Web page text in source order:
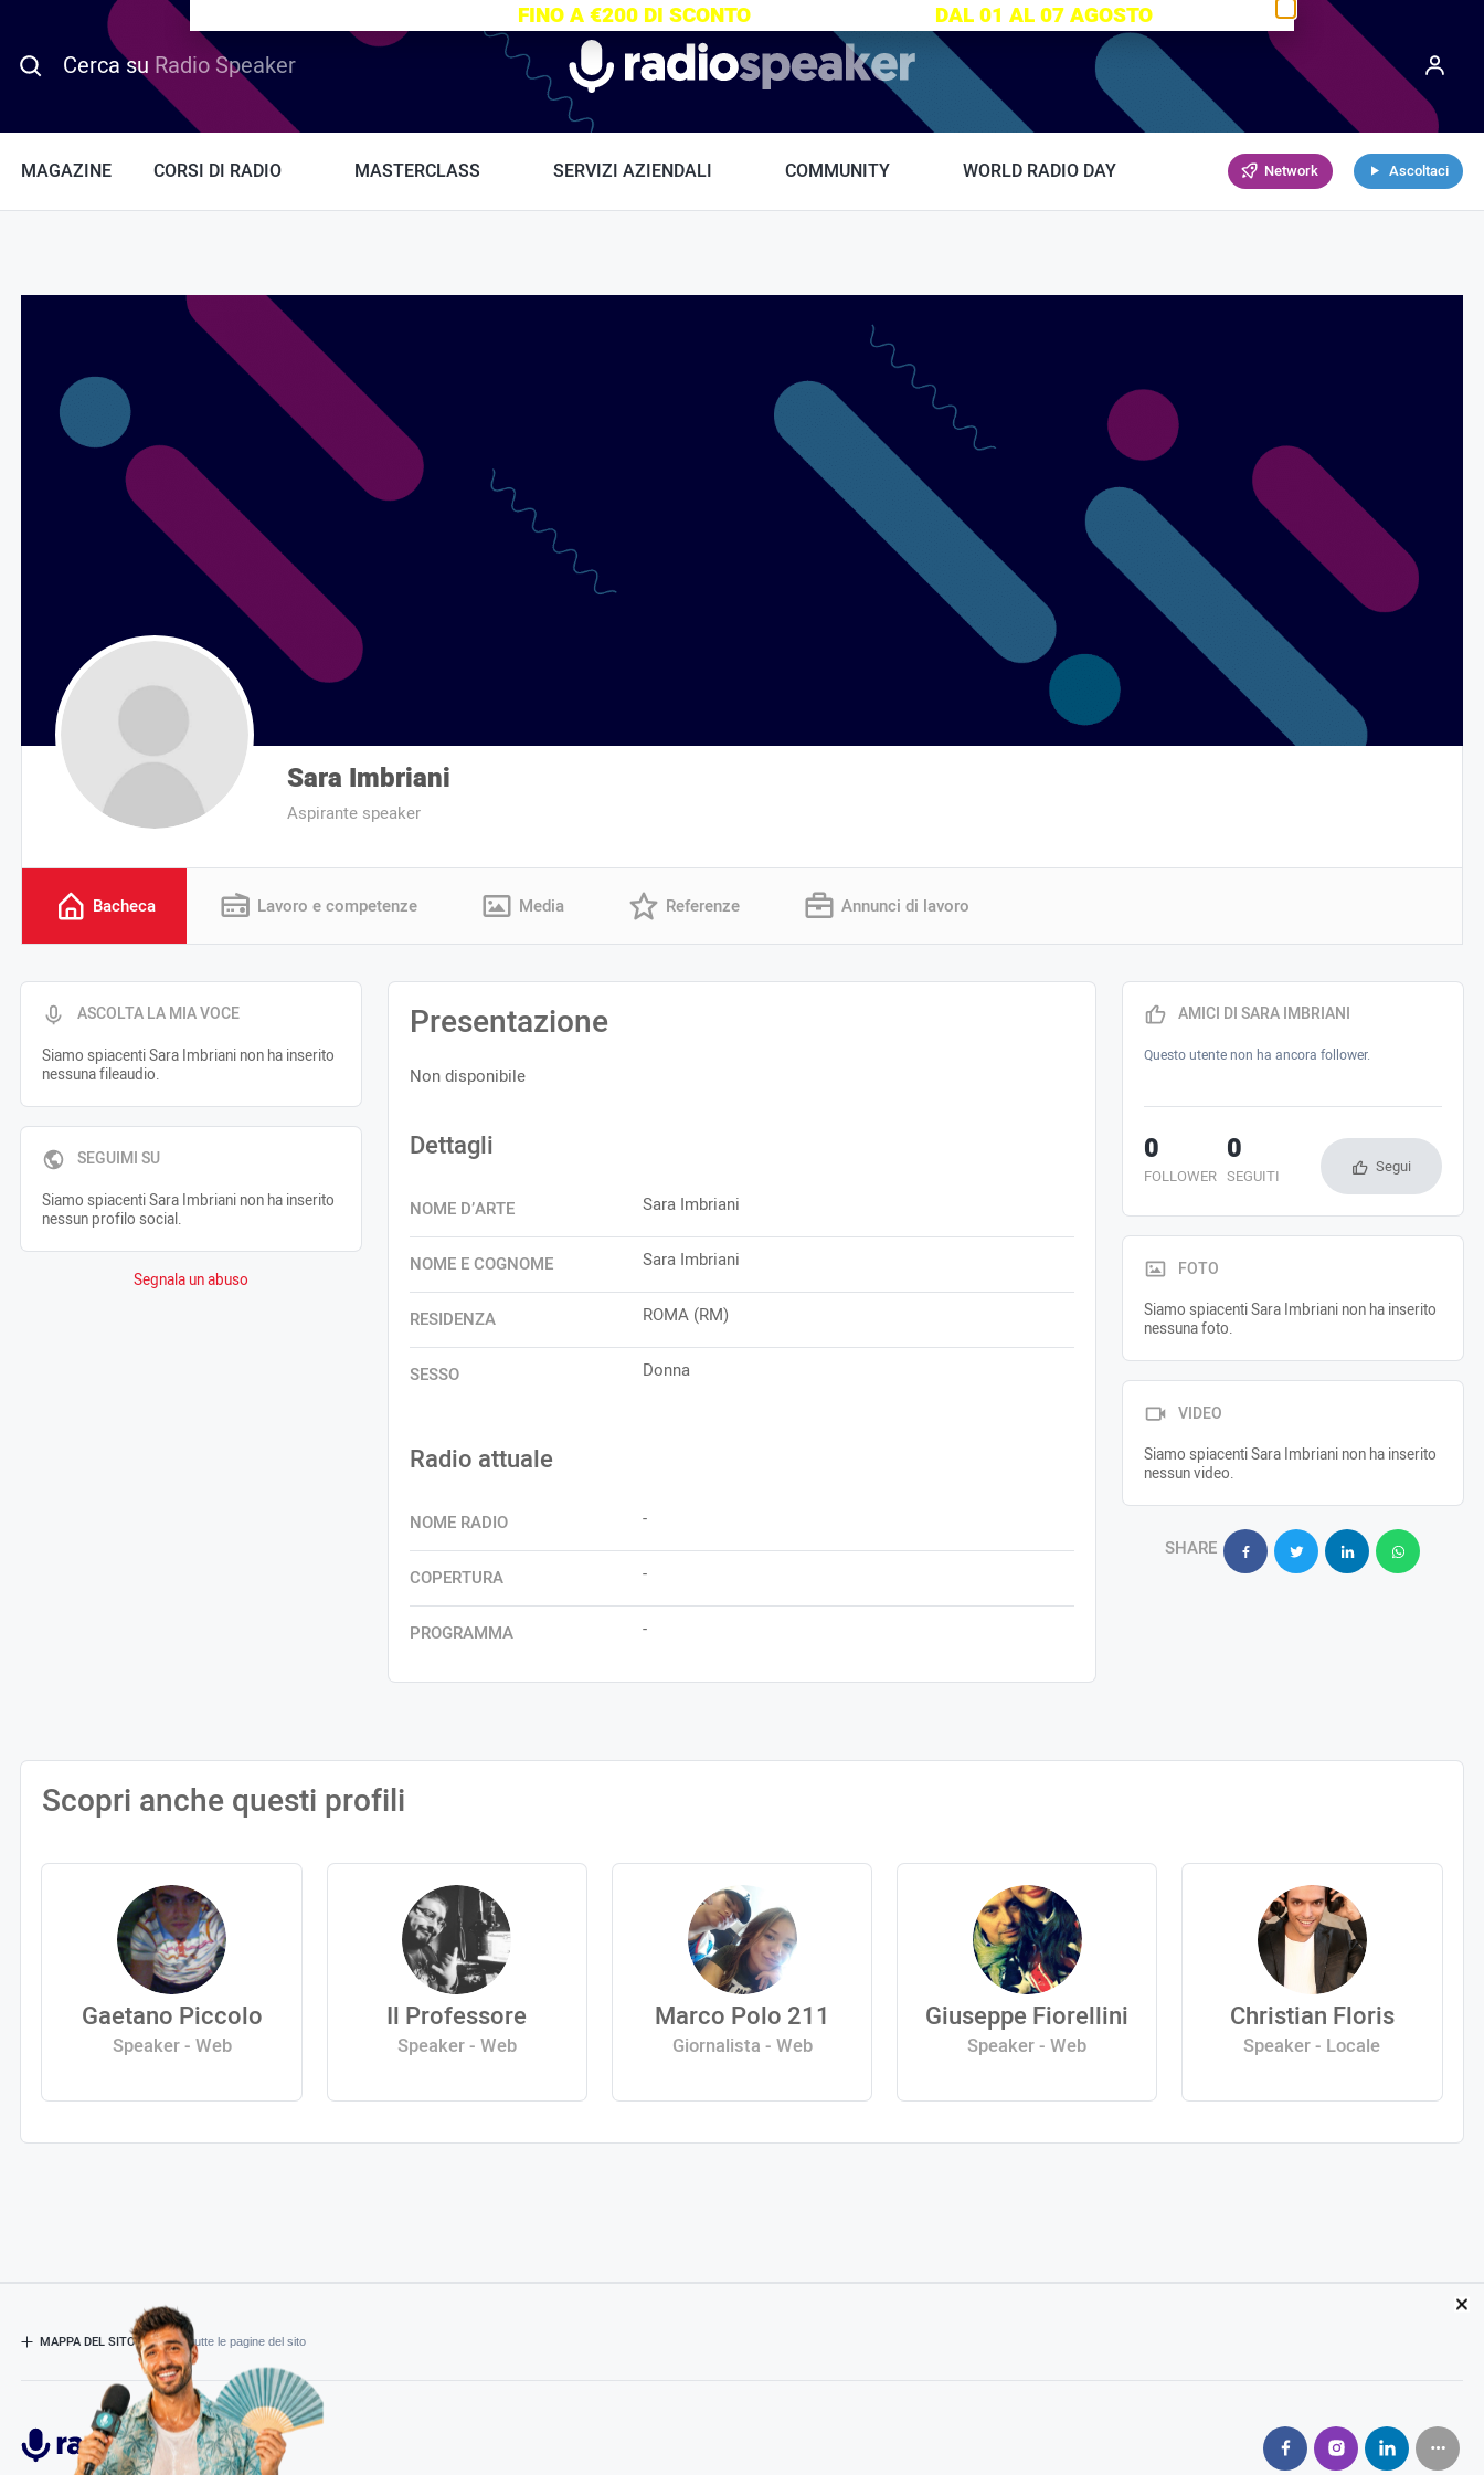
Cerca su Radio Speaker Radiospeaker.it
MAGAZINE CORSI DI RADIO MASTERCLASS SERVIZI AZIENDALI COMMUNITY WORLD RADIO DAY Network Ascoltaci
Sara Imbriani
Aspirante speaker
Bacheca Lavoro e competenze Media Referenze Annunci di lavoro
ASCOLTA LA MIA VOCE
Siamo spiacenti Sara Imbriani non ha inserito
nessuna fileaudio.
SEGUIMI SU
Siamo spiacenti Sara Imbriani non ha inserito
nessun profilo social.
Segnala un abuso
Presentazione
Non disponibile
Dettagli
NOME D’ARTE Sara Imbriani
NOME E COGNOME Sara Imbriani
RESIDENZA ROMA (RM)
SESSO Donna
Radio attuale
NOME RADIO -
COPERTURA -
PROGRAMMA -
AMICI DI SARA IMBRIANI
Questo utente non ha ancora follower.
FOLLOWER
0
SEGUITI
0 Segui
FOTO
Siamo spiacenti Sara Imbriani non ha inserito
nessuna foto.
VIDEO
Siamo spiacenti Sara Imbriani non ha inserito
nessun video.
SHARE
Scopri anche questi profili
Gaetano Piccolo
Speaker - Web
Il Professore
Speaker - Web
Marco Polo 211
Giornalista - Web
Giuseppe Fiorellini
Speaker - Web
Christian Floris
Speaker - Locale
MAPPA DEL SITO- Esplora tutte le pagine del sito
Radiospeaker.it
FINO A €200 DI SCONTO DAL 01 AL 07 AGOSTO